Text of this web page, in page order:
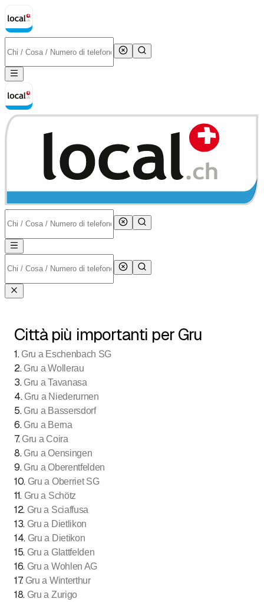
Città più importanti per Gru
1. Gru a Eschenbach SG
2. Gru a Wollerau
3. Gru a Tavanasa
4. Gru a Niederurnen
5. Gru a Bassersdorf
6. Gru a Berna
7. Gru a Coira
8. Gru a Oensingen
9. Gru a Oberentfelden
10. Gru a Oberriet SG
11. Gru a Schötz
12. Gru a Sciaffusa
13. Gru a Dietlikon
14. Gru a Dietikon
15. Gru a Glattfelden
16. Gru a Wohlen AG
17. Gru a Winterthur
18. Gru a Zurigo